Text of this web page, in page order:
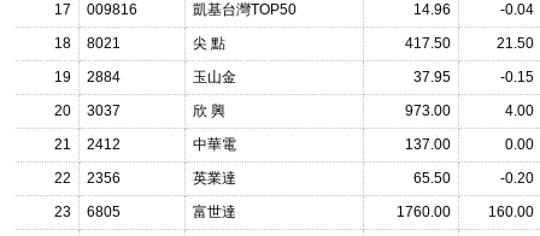
17
009816 凱基台灣TOP50 14.96
-0.04
18
8021 尖 點 417.50
21.50
19
2884 玉山金 37.95
-0.15
20
3037 欣 興 973.00
4.00
21
2412 中華電 137.00
0.00
22
2356 英業達 65.50
-0.20
23
6805 富世達 1760.00
160.00